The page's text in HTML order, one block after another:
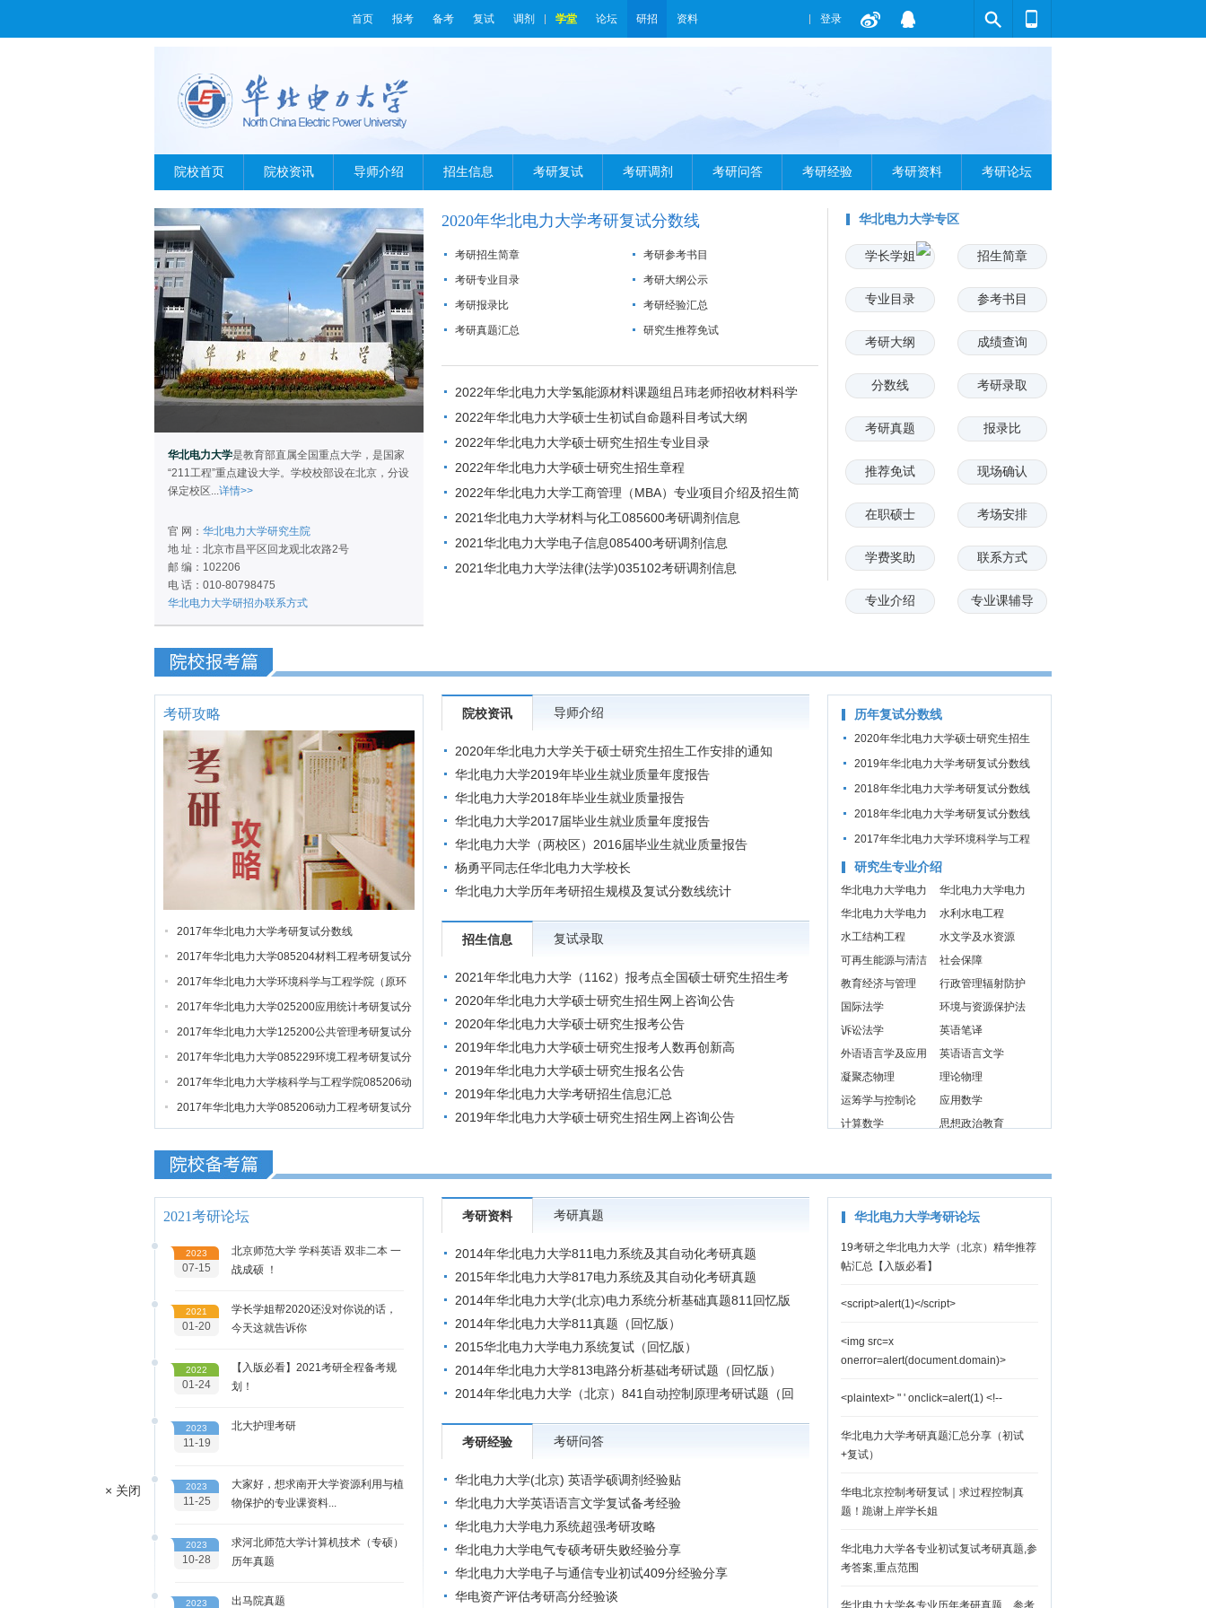
首页 报考 备考 复试 调剂 学堂 论坛 研招 资料 登录
院校首页 院校资讯 导师介绍 招生信息 考研复试 考研调剂 考研问答 考研经验 考研资料 考研论坛
华北电力大学是教育部直属全国重点大学，是国家
“211工程”重点建设大学。学校校部设在北京，分设
保定校区...详情>>
官 网： 华北电力大学研究生院
地 址：北京市昌平区回龙观北农路2号
邮 编：102206
电 话：010-80798475
华北电力大学研招办联系方式
2020年华北电力大学考研复试分数线
考研招生简章
考研参考书目
考研专业目录
考研大纲公示
考研报录比
考研经验汇总
考研真题汇总
研究生推荐免试
2022年华北电力大学氢能源材料课题组吕玮老师招收材料科学
与工程调剂生2名
2022年华北电力大学硕士生初试自命题科目考试大纲
2022年华北电力大学硕士研究生招生专业目录
2022年华北电力大学硕士研究生招生章程
2022年华北电力大学工商管理（MBA）专业项目介绍及招生简
章
2021华北电力大学材料与化工085600考研调剂信息
2021华北电力大学电子信息085400考研调剂信息
2021华北电力大学法律(法学)035102考研调剂信息
华北电力大学专区
学长学姐 招生简章
专业目录 参考书目
考研大纲 成绩查询
分数线 考研录取
考研真题 报录比
推荐免试 现场确认
在职硕士 考场安排
学费奖助 联系方式
专业介绍 专业课辅导
考研攻略
2017年华北电力大学考研复试分数线
2017年华北电力大学085204材料工程考研复试分
数线
2017年华北电力大学环境科学与工程学院（原环
化系）085229环境工程考研复试分数线
2017年华北电力大学025200应用统计考研复试分
数线
2017年华北电力大学125200公共管理考研复试分
数线
2017年华北电力大学085229环境工程考研复试分
数线
2017年华北电力大学核科学与工程学院085206动
力工程考研复试分数线
2017年华北电力大学085206动力工程考研复试分
数线
院校资讯 导师介绍
2020年华北电力大学关于硕士研究生招生工作安排的通知
华北电力大学2019年毕业生就业质量年度报告
华北电力大学2018年毕业生就业质量报告
华北电力大学2017届毕业生就业质量年度报告
华北电力大学（两校区）2016届毕业生就业质量报告
杨勇平同志任华北电力大学校长
华北电力大学历年考研招生规模及复试分数线统计
招生信息 复试录取
2021年华北电力大学（1162）报考点全国硕士研究生招生考
试公告
2020年华北电力大学硕士研究生招生网上咨询公告
2020年华北电力大学硕士研究生报考公告
2019年华北电力大学硕士研究生报考人数再创新高
2019年华北电力大学硕士研究生报名公告
2019年华北电力大学考研招生信息汇总
2019年华北电力大学硕士研究生招生网上咨询公告
历年复试分数线
2020年华北电力大学硕士研究生招生
考试考生进入复试的初试成绩基本要求
2019年华北电力大学考研复试分数线
2018年华北电力大学考研复试分数线
2018年华北电力大学考研复试分数线
公布通知
2017年华北电力大学环境科学与工程
学院（原环化系）085229环境工程考
研复试分数线
研究生专业介绍
华北电力大学电力
系统及其自动化考
研报考形势
华北电力大学电力
系统及其自动化考
研就业形势
华北电力大学电力
系统及其自动化考
研专业介绍
水利水电工程
水工结构工程
水文学及水资源
可再生能源与清洁
能源
社会保障
教育经济与管理
行政管理辐射防护
及环境保护
国际法学
环境与资源保护法
学
诉讼法学
英语笔译
外语语言学及应用
语言学
英语语言文学
凝聚态物理
理论物理
运筹学与控制论
应用数学
计算数学
思想政治教育
2021考研论坛
2023
07-15
北京师范大学 学科英语 双非二本 一
战成硕 ！
2021
01-20
学长学姐帮2020还没对你说的话，
今天这就告诉你
2022
01-24
【入版必看】2021考研全程备考规
划！
2023
11-19
北大护理考研
2023
11-25
大家好，想求南开大学资源利用与植
物保护的专业课资料...
2023
10-28
求河北师范大学计算机技术（专硕）
历年真题
2023 出马院真题
考研资料 考研真题
2014年华北电力大学811电力系统及其自动化考研真题
2015年华北电力大学817电力系统及其自动化考研真题
2014年华北电力大学(北京)电力系统分析基础真题811回忆版
2014年华北电力大学811真题（回忆版）
2015华北电力大学电力系统复试（回忆版）
2014年华北电力大学813电路分析基础考研试题（回忆版）
2014年华北电力大学（北京）841自动控制原理考研试题（回
考研经验
考研问答
华北电力大学(北京) 英语学硕调剂经验贴
华北电力大学英语语言文学复试备考经验
华北电力大学电力系统超强考研攻略
华北电力大学电气专硕考研失败经验分享
华北电力大学电子与通信专业初试409分经验分享
华电资产评估考研高分经验谈
华北电力大学考研论坛
19考研之华北电力大学（北京）精华推荐
帖汇总【入版必看】
<script>alert(1)</script>
<img src=x
onerror=alert(document.domain)>
<plaintext> " ' onclick=alert(1) <!--
华北电力大学考研真题汇总分享（初试
+复试）
华电北京控制考研复试｜求过程控制真
题！跪谢上岸学长姐
华北电力大学各专业初试复试考研真题,参
考答案,重点范围
华北电力大学各专业历年考研真题、参考
× 关闭